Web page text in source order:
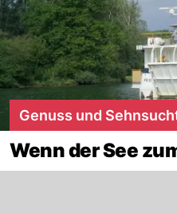
Genuss und
Wenn der See